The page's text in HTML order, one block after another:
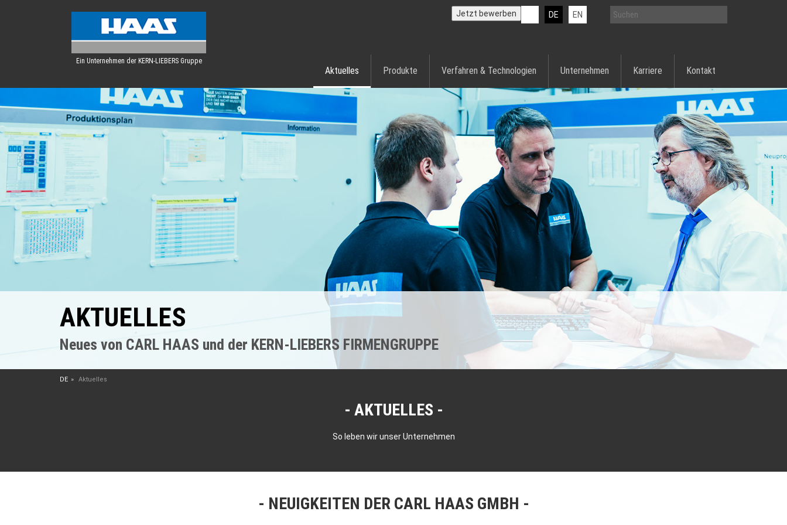
Ein Unternehmen der KERN-LIEBERS Gruppe
DE EN
Jetzt bewerben
Aktuelles Produkte Verfahren & Technologien Unternehmen Karriere Kontakt
AKTUELLES
Neues von CARL HAAS und der KERN-LIEBERS FIRMENGRUPPE
DE Aktuelles
AKTUELLES
So leben wir unser Unternehmen
NEUIGKEITEN DER CARL HAAS GMBH